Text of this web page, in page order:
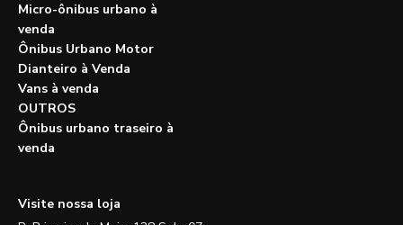
Micro-ônibus urbano à
venda
Ônibus Urbano Motor
Dianteiro à Venda
Vans à venda
OUTROS
Ônibus urbano traseiro à
venda
Visite nossa loja